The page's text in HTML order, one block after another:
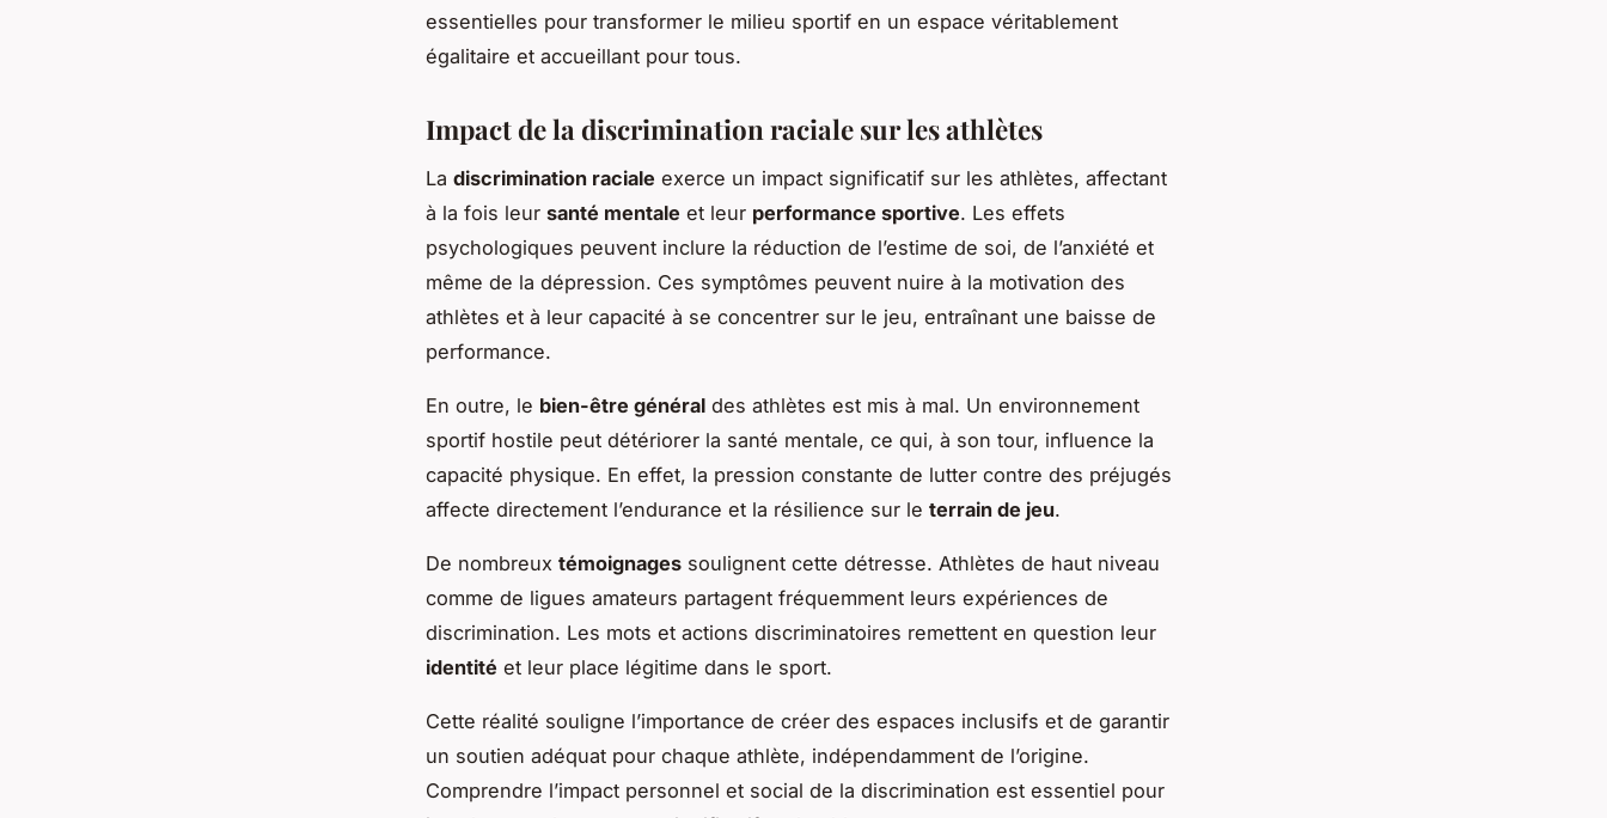
essentielles pour transformer le milieu sportif en un espace véritablement
égalitaire et accueillant pour tous.
Impact de la discrimination raciale sur les athlètes
La discrimination raciale exerce un impact significatif sur les athlètes, affectant
à la fois leur santé mentale et leur performance sportive. Les effets
psychologiques peuvent inclure la réduction de l’estime de soi, de l’anxiété et
même de la dépression. Ces symptômes peuvent nuire à la motivation des
athlètes et à leur capacité à se concentrer sur le jeu, entraînant une baisse de
performance.
En outre, le bien-être général des athlètes est mis à mal. Un environnement
sportif hostile peut détériorer la santé mentale, ce qui, à son tour, influence la
capacité physique. En effet, la pression constante de lutter contre des préjugés
affecte directement l’endurance et la résilience sur le terrain de jeu.
De nombreux témoignages soulignent cette détresse. Athlètes de haut niveau
comme de ligues amateurs partagent fréquemment leurs expériences de
discrimination. Les mots et actions discriminatoires remettent en question leur
identité et leur place légitime dans le sport.
Cette réalité souligne l’importance de créer des espaces inclusifs et de garantir
un soutien adéquat pour chaque athlète, indépendamment de l’origine.
Comprendre l’impact personnel et social de la discrimination est essentiel pour